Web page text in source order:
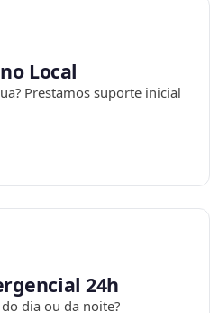
Local
Prestamos suporte inicial
24h
dia ou da noite?